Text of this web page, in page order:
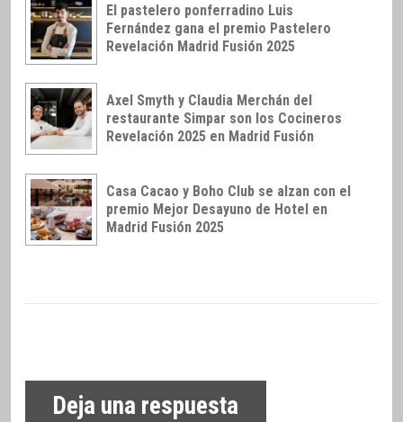
El pastelero ponferradino Luis
Fernández gana el premio Pastelero
Revelación Madrid Fusión 2025
Axel Smyth y Claudia Merchán del
restaurante Simpar son los Cocineros
Revelación 2025 en Madrid Fusión
Casa Cacao y Boho Club se alzan con el
premio Mejor Desayuno de Hotel en
Madrid Fusión 2025
Deja una respuesta